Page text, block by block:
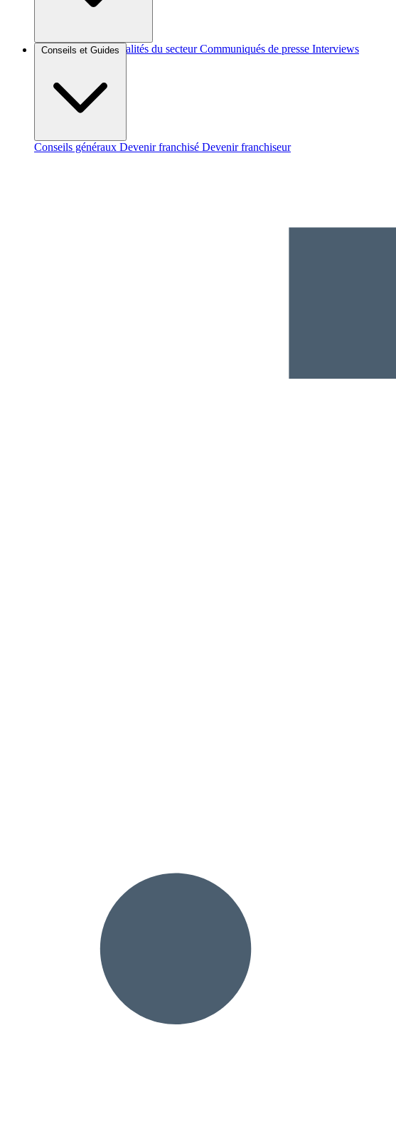
Brèves et actus Actualités du secteur Communiqués de presse Interviews
Conseils et Guides
Conseils généraux Devenir franchisé Devenir franchiseur